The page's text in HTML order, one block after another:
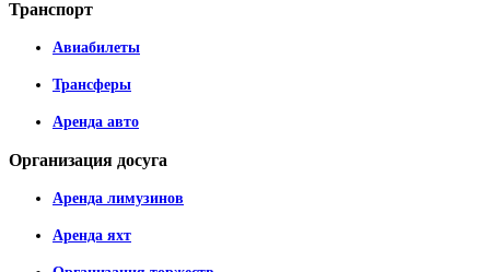
Транспорт
Авиабилеты
Трансферы
Аренда авто
Организация досуга
Аренда лимузинов
Аренда яхт